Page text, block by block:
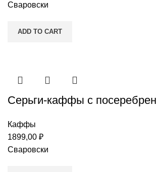
Сваровски
ADD TO CART
Серьги-каффы c
Каффы
1899,00 ₽
Сваровски